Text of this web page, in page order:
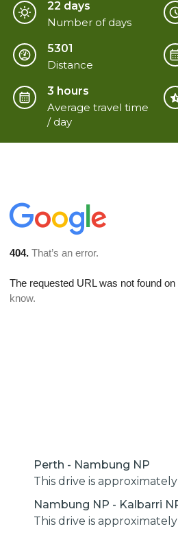
22 days
Number of days
5301
Distance
3 hours
Average travel time
/ day
Perth - Nambung NP
This drive is
Nambung NP - Kalbarri
This drive is